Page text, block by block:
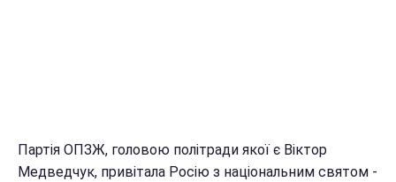
Партія ОПЗЖ, головою політради якої є Віктор
Медведчук, привітала Росію з національним святом -